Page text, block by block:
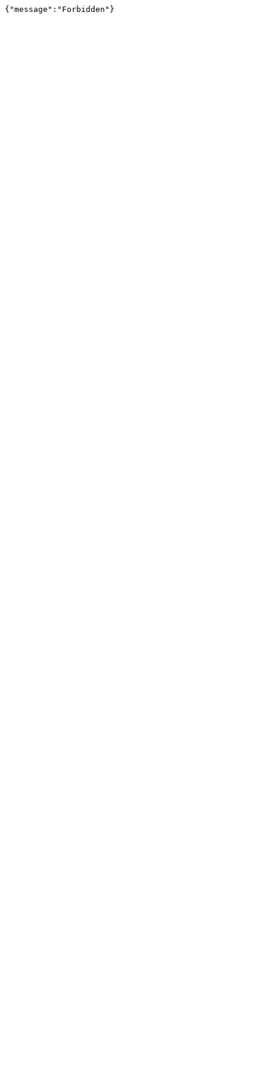
{"message":"Forbidden"}